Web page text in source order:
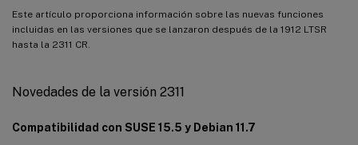
Este artículo proporciona información sobre las nuevas funciones
incluidas en las versiones que se lanzaron después de la 1912 LTSR
hasta la 2311 CR.
Novedades de la versión 2311
Compatibilidad con SUSE 15.5 y Debian 11.7
Novedades de la versión 2308
Aceleración de GPU compartida en un VDA de Linux multisesión
Se pueden copiar y pegar formatos de datos específicos entre la